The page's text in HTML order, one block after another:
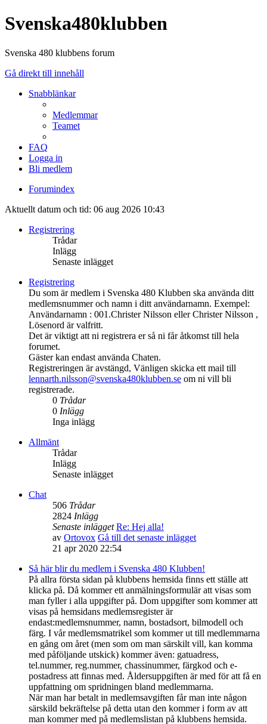
Svenska480klubben
Svenska 480 klubbens forum
Gå direkt till innehåll
Snabblänkar
Medlemmar
Teamet
FAQ
Logga in
Bli medlem
Forumindex
Aktuellt datum och tid: 06 aug 2026 10:43
Registrering
Trådar
Inlägg
Senaste inlägget
Registrering
Du som är medlem i Svenska 480 Klubben ska använda ditt
medlemsnummer och namn i ditt användarnamn. Exempel:
Användarnamn : 001.Christer Nilsson eller Christer Nilsson ,
Lösenord är valfritt.
Det är viktigt att ni registrera er så ni får åtkomst till hela
forumet.
Gäster kan endast använda Chaten.
Registreringen är avstängd, Vänligen skicka ett mail till
lennarth.nilsson@svenska480klubben.se om ni vill bli
registrerade.
0 Trådar
0 Inlägg
Inga inlägg
Allmänt
Trådar
Inlägg
Senaste inlägget
Chat
506 Trådar
2824 Inlägg
Senaste inlägget Re: Hej alla!
av Ortovox Gå till det senaste inlägget
21 apr 2020 22:54
Så här blir du medlem i Svenska 480 Klubben!
På allra första sidan på klubbens hemsida finns ett ställe att
klicka på. Då kommer ett anmälningsformulär att visas som
man fyller i alla uppgifter på. Dom uppgifter som kommer att
visas på hemsidans medlemsregister är
endast:medlemsnummer, namn, bostadsort, bilmodell och
färg. I vår medlemsmatrikel som kommer ut till medlemmarna
en gång om året (men som om man särskilt vill, kan komma
med påföljande utskick) kommer även: gatuadress,
tel.nummer, reg.nummer, chassinummer, färgkod och e-
postadress att finnas med. Åldersuppgiften är med för att få en
uppfattning om spridningen bland medlemmarna.
När man har betalt in medlemsavgiften får man inte någon
särskild bekräftelse på detta utan den kommer i form av att
man kommer med på medlemslistan på klubbens hemsida.